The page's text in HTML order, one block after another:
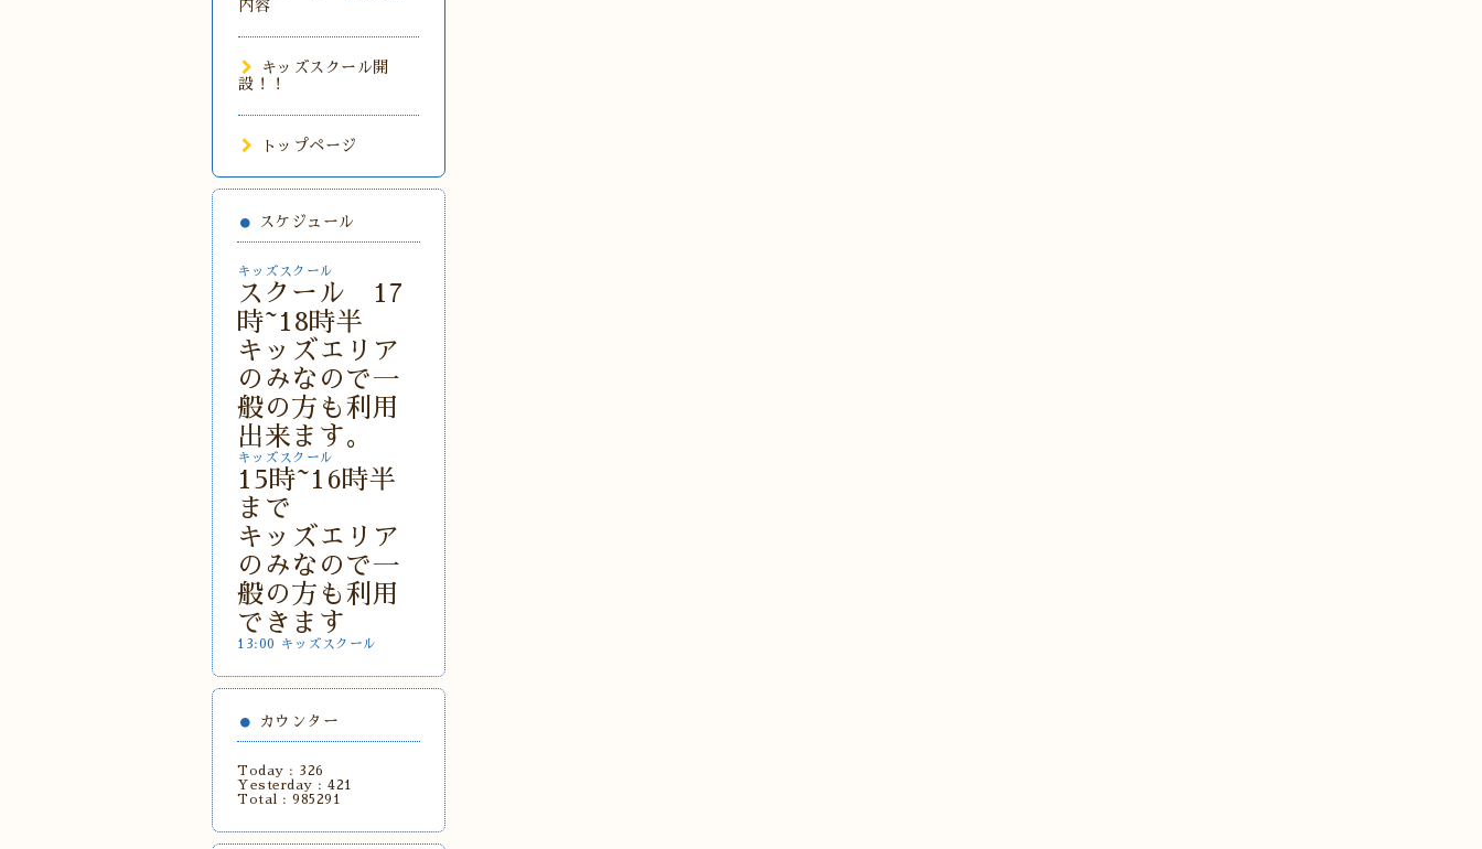
内容
キッズスクール開
設！！
トップページ
スケジュール
キッズスクール
スクール 17
時~18時半
キッズエリア
のみなので一
般の方も利用
出来ます。
キッズスクール
15時~16時半
まで
キッズエリア
のみなので一
般の方も利用
できます
13:00 キッズスクール
カウンター
Today : 326
Yesterday : 421
Total : 985291